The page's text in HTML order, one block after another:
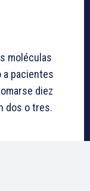
moléculas
a pacientes
diez
dos o tres.